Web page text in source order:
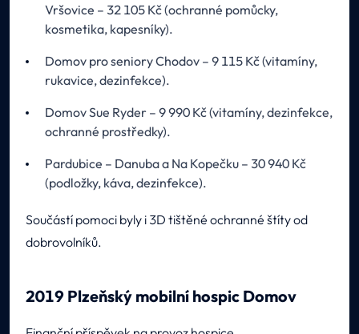
Vršovice – 32 105 Kč (ochranné pomůcky,
kosmetika, kapesníky).
Domov pro seniory Chodov – 9 115 Kč (vitamíny,
rukavice, dezinfekce).
Domov Sue Ryder – 9 990 Kč (vitamíny, dezinfekce,
ochranné prostředky).
Pardubice – Danuba a Na Kopečku – 30 940 Kč
(podložky, káva, dezinfekce).
Součástí pomoci byly i 3D tištěné ochranné štíty od
dobrovolníků.
2019 Plzeňský mobilní hospic Domov